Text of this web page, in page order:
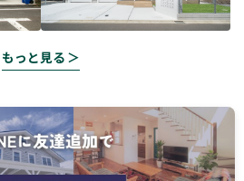
もっと見る ＞